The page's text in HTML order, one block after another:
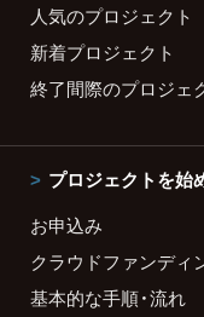
人気のプロジェクト
新着プロジェクト
終了間際のプロジェ
プロジェクトを始
お申込み
クラウドファンディ
基本的な手順・流れ